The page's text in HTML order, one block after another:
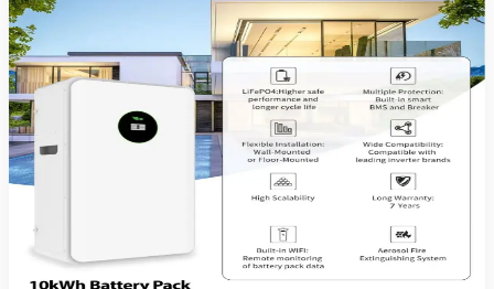
Batteries Lithium LiFePO4
Batterie LiFePO4 Felicity 200Ah 48V
Batterie lithium LiFePO4 Felicity Solar 48 V 200 Ah — sécurité,
cyclage élevé et décharge profonde sans entretien.
5 ans